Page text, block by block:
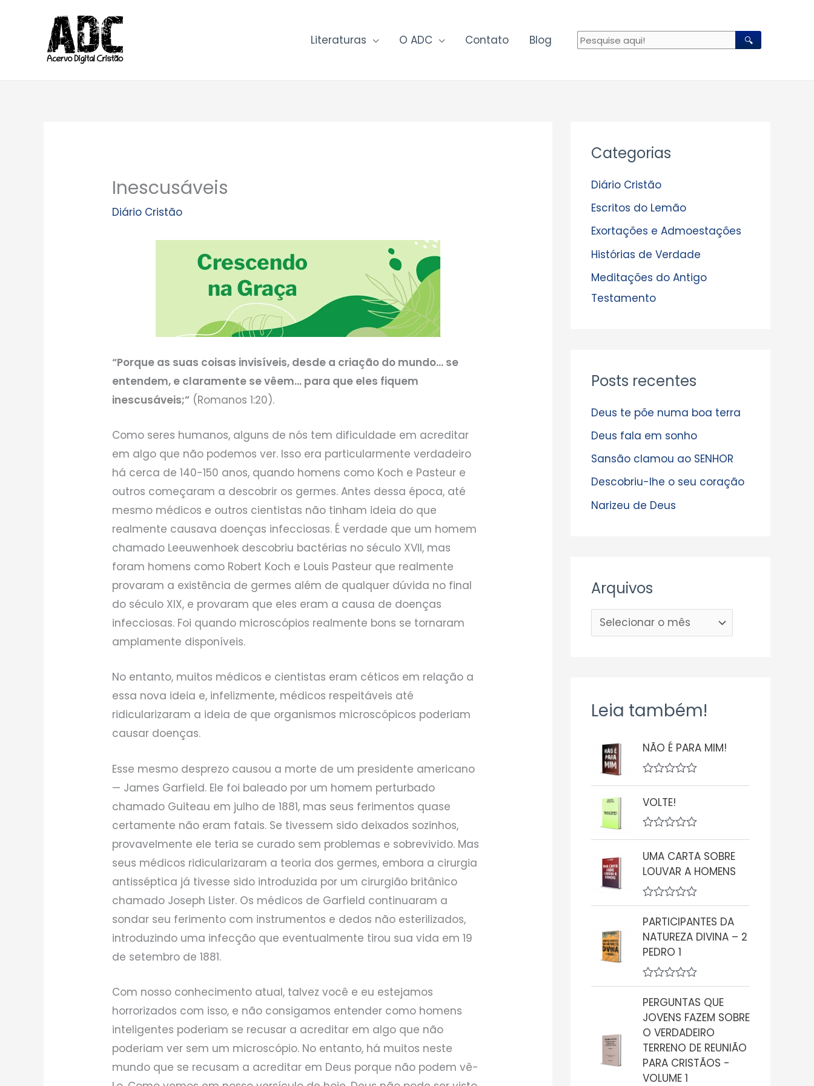
conteúdo
Literaturas O ADC Contato Blog 🔍
Inescusáveis
Diário Cristão
“Porque as suas coisas invisíveis, desde a criação do mundo… se
entendem, e claramente se vêem… para que eles fiquem
inescusáveis;” (Romanos 1:20).
Como seres humanos, alguns de nós tem dificuldade em acreditar
em algo que não podemos ver. Isso era particularmente verdadeiro
há cerca de 140-150 anos, quando homens como Koch e Pasteur e
outros começaram a descobrir os germes. Antes dessa época, até
mesmo médicos e outros cientistas não tinham ideia do que
realmente causava doenças infecciosas. É verdade que um homem
chamado Leeuwenhoek descobriu bactérias no século XVII, mas
foram homens como Robert Koch e Louis Pasteur que realmente
provaram a existência de germes além de qualquer dúvida no final
do século XIX, e provaram que eles eram a causa de doenças
infecciosas. Foi quando microscópios realmente bons se tornaram
amplamente disponíveis.
No entanto, muitos médicos e cientistas eram céticos em relação a
essa nova ideia e, infelizmente, médicos respeitáveis ​​até
ridicularizaram a ideia de que organismos microscópicos poderiam
causar doenças.
Esse mesmo desprezo causou a morte de um presidente americano
— James Garfield. Ele foi baleado por um homem perturbado
chamado Guiteau em julho de 1881, mas seus ferimentos quase
certamente não eram fatais. Se tivessem sido deixados sozinhos,
provavelmente ele teria se curado sem problemas e sobrevivido. Mas
seus médicos ridicularizaram a teoria dos germes, embora a cirurgia
antisséptica já tivesse sido introduzida por um cirurgião britânico
chamado Joseph Lister. Os médicos de Garfield continuaram a
sondar seu ferimento com instrumentos e dedos não esterilizados,
introduzindo uma infecção que eventualmente tirou sua vida em 19
de setembro de 1881.
Com nosso conhecimento atual, talvez você e eu estejamos
horrorizados com isso, e não consigamos entender como homens
inteligentes poderiam se recusar a acreditar em algo que não
poderiam ver sem um microscópio. No entanto, há muitos neste
mundo que se recusam a acreditar em Deus porque não podem vê-
Categorias
Diário Cristão
Escritos do Lemão
Exortações e Admoestações
Histórias de Verdade
Meditações do Antigo
Testamento
Posts recentes
Deus te põe numa boa terra
Deus fala em sonho
Sansão clamou ao SENHOR
Descobriu-lhe o seu coração
Narizeu de Deus
Arquivos
r
u
i
v
o
s
Leia também!
NÃO É PARA MIM!
A
a
i
ã
o
0
d
e
5
VOLTE!
A
a
l
i
a
ç
ã
o
d
e
UMA CARTA SOBRE
LOUVAR A HOMENS
A
v
a
l
i
a
ç
ã
o
0
d
e
5
PARTICIPANTES DA
NATUREZA DIVINA – 2
PEDRO 1
A
v
a
l
i
a
ã
o
0
PERGUNTAS QUE
JOVENS FAZEM SOBRE
O VERDADEIRO
TERRENO DE REUNIÃO
PARA CRISTÃOS -
VOLUME 1